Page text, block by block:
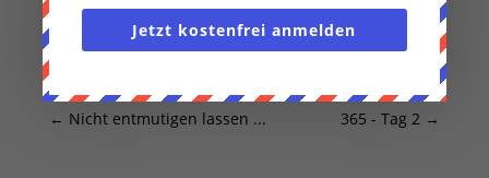
← Nicht entmutigen lassen ... 365 - Tag 2 →
Jetzt kostenfrei anmelden